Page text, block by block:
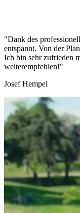
"Dank des
entspannt. Von der
Ich bin sehr zufrieden
weiterempfehlen!"
Josef Hempel